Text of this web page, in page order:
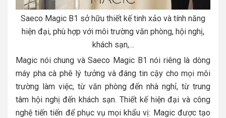
Saeco Magic B1 sở hữu thiết kế tinh xảo và tính năng
hiện đại, phù hợp với môi trường văn phòng, hội nghị,
khách sạn,…
Magic nói chung và Saeco Magic B1 nói riêng là dòng
máy pha cà phê lý tưởng và đáng tin cậy cho mọi môi
trường làm việc, từ văn phòng đến nhà nghỉ, từ trung
tâm hội nghị đến khách sạn. Thiết kế hiện đại và công
nghệ tiến tiến để phục vụ mọi khẩu vị: Magic được tạo